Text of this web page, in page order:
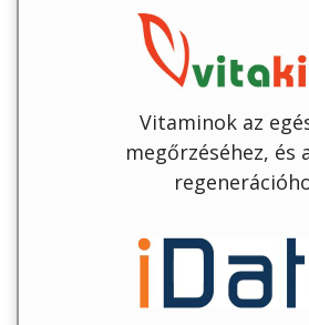
Vitaminok az
megőrzéséhez, és